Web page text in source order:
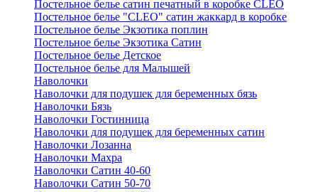
Постельное белье сатин печатный в коробке CLEO
Постельное белье "CLEO" сатин жаккард в коробке
Постельное белье Экзотика поплин
Постельное белье Экзотика Сатин
Постельное белье Детское
Постельное белье для Малышей
Наволочки
Наволочки для подушек для беременных бязь
Наволочки Бязь
Наволочки Гостинница
Наволочки для подушек для беременных сатин
Наволочки Лозанна
Наволочки Махра
Наволочки Сатин 40-60
Наволочки Сатин 50-70